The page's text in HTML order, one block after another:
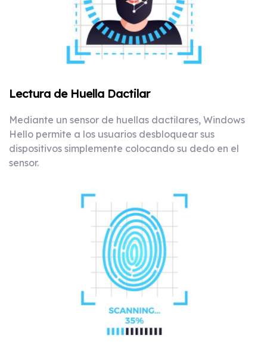
Lectura de Huella Dactilar
Mediante un sensor de huellas dactilares, Windows
Hello permite a los usuarios desbloquear sus
dispositivos simplemente colocando su dedo en el
sensor.